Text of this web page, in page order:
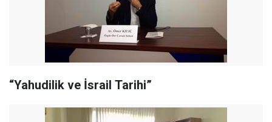
“Yahudilik ve İsrail Tarihi”